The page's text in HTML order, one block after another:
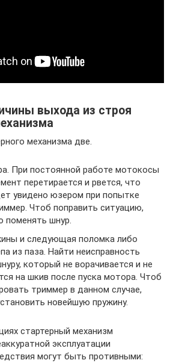
выхода из строя
механизма две.
При постоянной работе мотокосы
перетирается и рвется, что
увидено юзером при попытке
Чтоб поправить ситуацию,
поменять шнур.
и следующая поломка либо
из паза. Найти неисправность
который не ворачивается и не
на шкив после пуска мотора. Чтоб
триммер в данном случае,
новейшую пружину.
стартерный механизм
эксплуатации
могут быть противными: